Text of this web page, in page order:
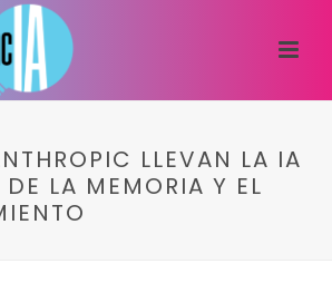
LLEVAN LA IA
DE LA MEMORIA Y EL